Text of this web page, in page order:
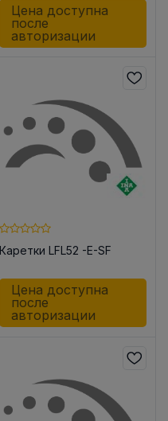
SNS-FN-E-0 (AL)
Цена доступна
после
авторизации
Каретки LFL52 -E-SF
Цена доступна
после
авторизации